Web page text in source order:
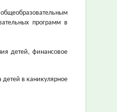
программ в
детей, финансовое
в каникулярное